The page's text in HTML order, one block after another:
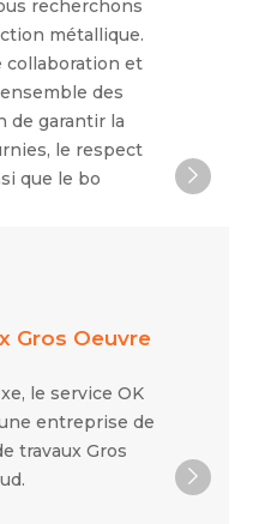
recherchons
métallique.
collaboration et
des
de garantir la
le respect
que le bo
Gros Oeuvre
le service OK
entreprise de
travaux Gros